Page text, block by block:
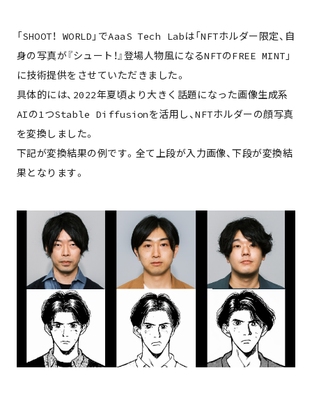
「SHOOT！ WORLD」でAaaS Tech Labは「NFTホルダー限定、自
身の写真が『シュート！』登場人物風になるNFTのFREE MINT」
に技術提供をさせていただきました。
具体的には、2022年夏頃より大きく話題になった画像生成系
AIの1つStable Diffusionを活用し、NFTホルダーの顔写真
を変換しました。
下記が変換結果の例です。全て上段が入力画像、下段が変換結
果となります。